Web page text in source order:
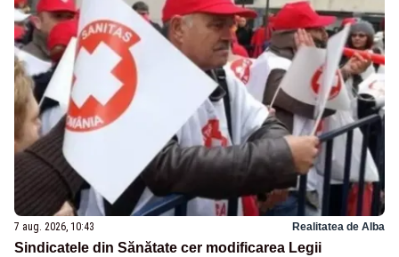
7 aug. 2026, 10:43 Realitatea de Alba
Sindicatele din Sănătate cer modificarea Legii